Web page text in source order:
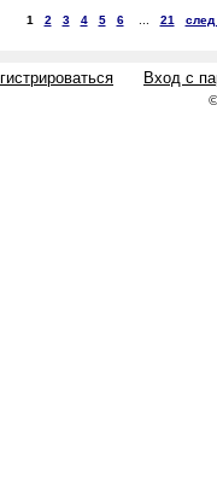
1 2 3 4 5 6... 21 след
Вход с